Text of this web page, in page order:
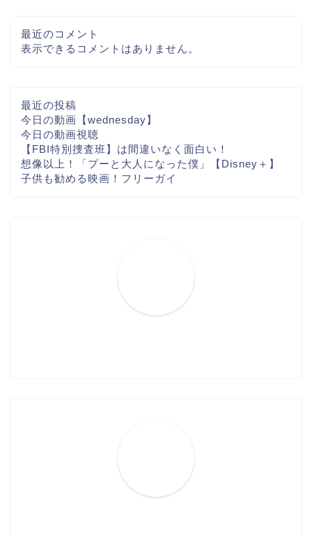
最近のコメント
表示できるコメントはありません。
最近の投稿
今日の動画【wednesday】
今日の動画視聴
【FBI特別捜査班】は間違いなく面白い！
想像以上！「プーと大人になった僕」【Disney＋】
子供も勧める映画！フリーガイ